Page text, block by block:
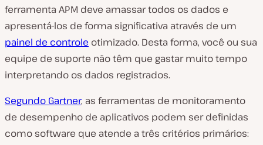
ferramenta APM deve amassar todos os dados e
apresentá-los de forma significativa através de um
painel de controle otimizado. Desta forma, você ou sua
equipe de suporte não têm que gastar muito tempo
interpretando os dados registrados.
Segundo Gartner, as ferramentas de monitoramento
de desempenho de aplicativos podem ser definidas
como software que atende a três critérios primários: